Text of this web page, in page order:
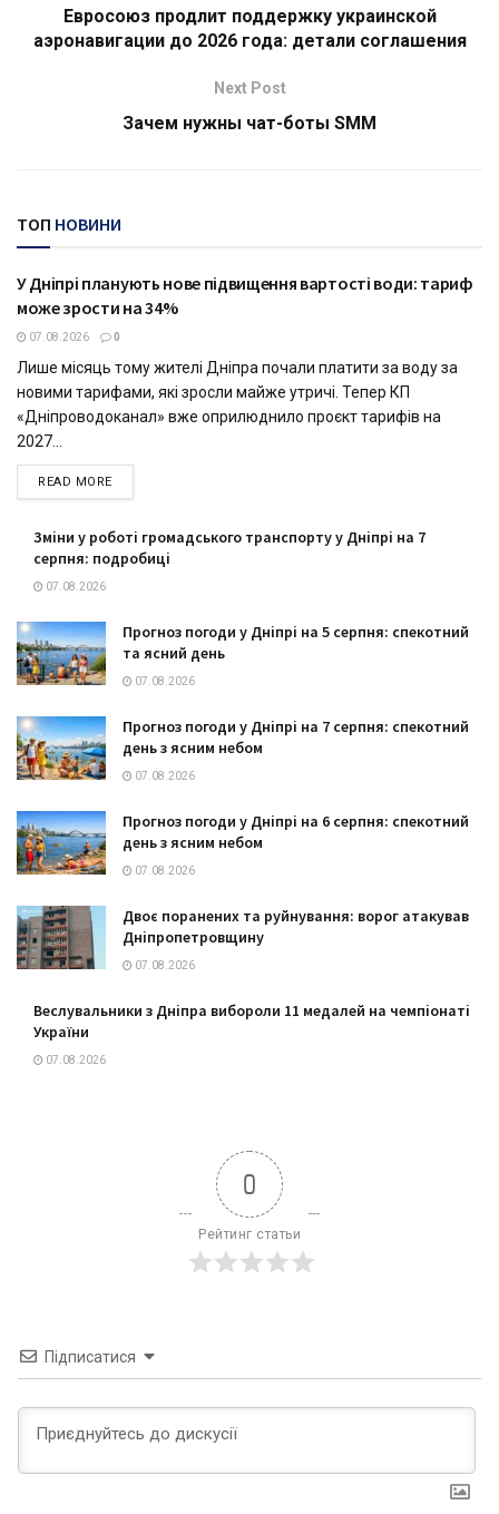
Евросоюз продлит поддержку украинской
аэронавигации до 2026 года: детали соглашения
Next Post
Зачем нужны чат-боты SMM
ТОП НОВИНИ
ДНІПРО
У Дніпрі планують нове підвищення вартості води: тариф
може зрости на 34%
07.08.2026 0
Лише місяць тому жителі Дніпра почали платити за воду за
новими тарифами, які зросли майже утричі. Тепер КП
«Дніпроводоканал» вже оприлюднило проєкт тарифів на
2027...
READ MOREDETAILS
Зміни у роботі громадського транспорту у Дніпрі на 7
серпня: подробиці
07.08.2026
Прогноз погоди у Дніпрі на 5 серпня: спекотний
та ясний день
07.08.2026
Прогноз погоди у Дніпрі на 7 серпня: спекотний
день з ясним небом
07.08.2026
Прогноз погоди у Дніпрі на 6 серпня: спекотний
день з ясним небом
07.08.2026
Двоє поранених та руйнування: ворог атакував
Дніпропетровщину
07.08.2026
Веслувальники з Дніпра вибороли 11 медалей на чемпіонаті
України
07.08.2026
0
Рейтинг статьи
Підписатися